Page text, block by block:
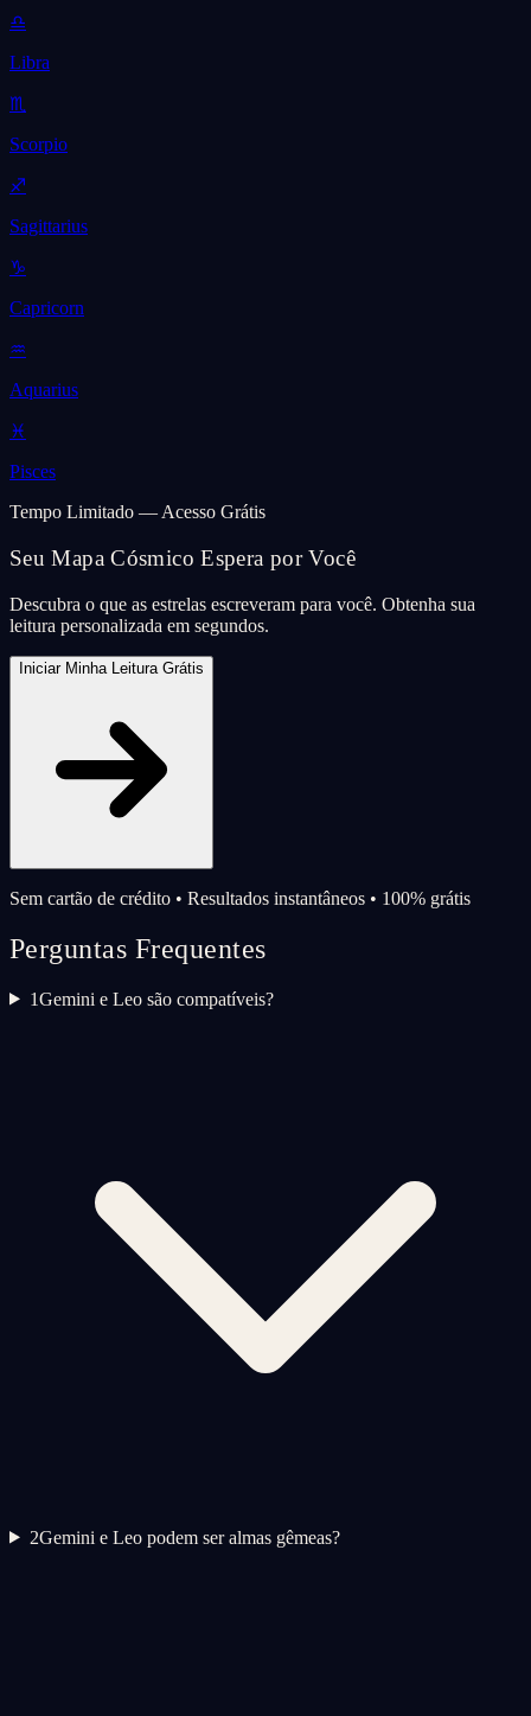
♎
Libra
♏
Scorpio
♐
Sagittarius
♑
Capricorn
♒
Aquarius
♓
Pisces
Tempo Limitado — Acesso Grátis
Seu Mapa Cósmico Espera por Você
Descubra o que as estrelas escreveram para você. Obtenha sua
leitura personalizada em segundos.
Iniciar Minha Leitura Grátis
Sem cartão de crédito • Resultados instantâneos • 100% grátis
Perguntas Frequentes
1Gemini e Leo são compatíveis?
2Gemini e Leo podem ser almas gêmeas?